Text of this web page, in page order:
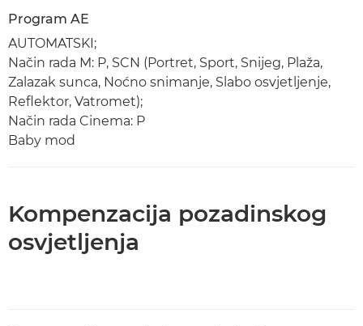
Program AE
AUTOMATSKI;
Način rada M: P, SCN (Portret, Sport, Snijeg, Plaža,
Zalazak sunca, Noćno snimanje, Slabo osvjetljenje,
Reflektor, Vatromet);
Način rada Cinema: P
Baby mod
Kompenzacija pozadinskog
osvjetljenja